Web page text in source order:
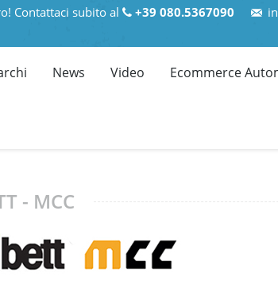
Contattaci subito al +39 080.5367090
News Video Ecommerce
- MCC